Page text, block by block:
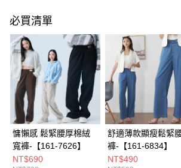
必買清單
慵懶感 鬆緊腰厚棉絨
寬褲-【161-7626】
NT$690
舒適薄款顯瘦鬆緊
褲-【161-6834】
NT$490